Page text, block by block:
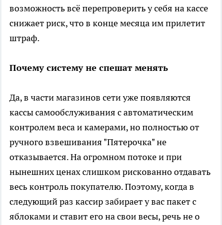
возможность всё перепроверить у себя на кассе
снижает риск, что в конце месяца им прилетит
штраф.
Почему систему не спешат менять
Да, в части магазинов сети уже появляются
кассы самообслуживания с автоматическим
контролем веса и камерами, но полностью от
ручного взвешивания "Пятерочка" не
отказывается. На огромном потоке и при
нынешних ценах слишком рискованно отдавать
весь контроль покупателю. Поэтому, когда в
следующий раз кассир забирает у вас пакет с
яблоками и ставит его на свои весы, речь не о